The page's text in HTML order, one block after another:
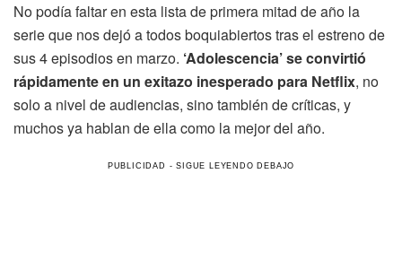
No podía faltar en esta lista de primera mitad de año la
serie que nos dejó a todos boquiabiertos tras el estreno de
sus 4 episodios en marzo. ‘Adolescencia’ se convirtió
rápidamente en un exitazo inesperado para Netflix, no
solo a nivel de audiencias, sino también de críticas, y
muchos ya hablan de ella como la mejor del año.